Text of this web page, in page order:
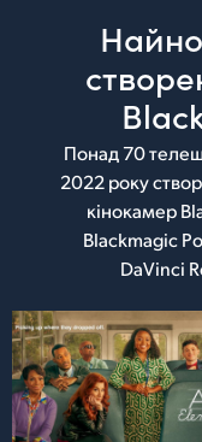
Понад 70
2022 року
кінокамер
Blackmagic
DaVinci